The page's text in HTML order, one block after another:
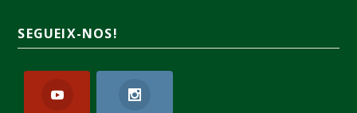
SEGUEIX-NOS!